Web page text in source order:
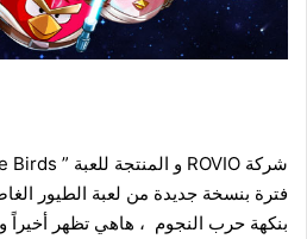
فترة بنسخة جديدة من لعبة الطيور
بنكهة حرب النجوم ، هاهي تظهر